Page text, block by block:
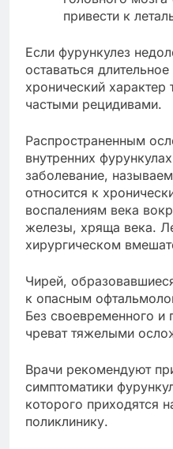
привести к
Если фурункулез
оставаться
хронический характер
частыми рецидивами.
Распространенным
внутренних
заболевание,
относится к
воспалениям века
железы, хряща века.
хирургическом
Чирей,
к опасным
Без своевременного и
чреват тяжелыми
Врачи рекомендуют
симптоматики
которого приходятся
поликлинику.